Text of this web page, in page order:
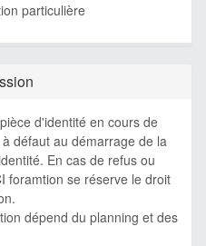
particulière
d'identité en cours de
défaut au démarrage de la
En cas de refus ou
foramtion se réserve le droit
dépend du planning et des